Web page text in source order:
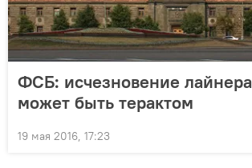
ФСБ: исчезновение
может быть терактом
19 мая 2016, 17:23